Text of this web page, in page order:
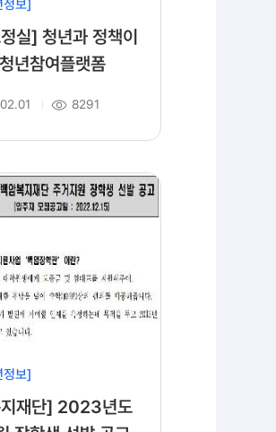
정보]
실] 청년과 정책이
년참여플랫폼
8291
정보]
재단] 2023년도